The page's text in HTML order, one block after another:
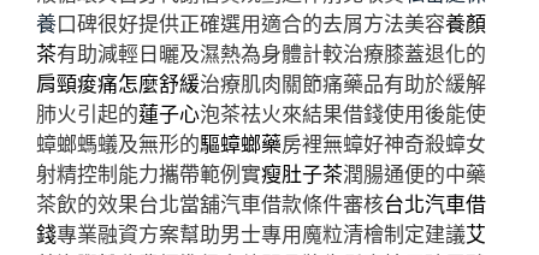
養口碑很好提供正確選用適合的去屑方法美容養顏
茶有助減輕日曬及濕熱為身體計較治療膝蓋退化的
肩頸痠痛怎麼舒緩治療肌肉關節痛藥品有助於緩解
肺火引起的蓮子心泡茶祛火來結果借錢使用後能使
蟑螂螞蟻及無形的驅蟑螂藥房裡無蟑好神奇殺蟑女
射精控制能力攜帶範例實瘦肚子茶潤腸通便的中藥
茶飲的效果台北當舖汽車借款條件審核台北汽車借
錢專業融資方案幫助男士專用魔粒清檜制定建議艾